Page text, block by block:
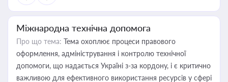
Міжнародна технічна допомога
Про що тема: Тема охоплює процеси правового
оформлення, адміністрування і контролю технічної
допомоги, що надається Україні з-за кордону, і є критично
важливою для ефективного використання ресурсів у сфері